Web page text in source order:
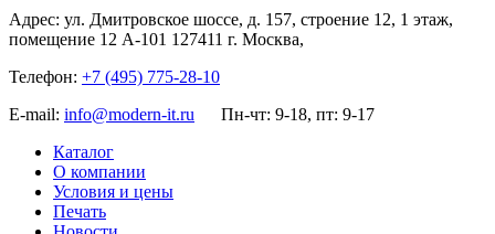
Адрес: ул. Дмитровское шоссе, д. 157, строение 12, 1 этаж,
помещение 12 А-101 127411 г. Москва,
Телефон: +7 (495) 775-28-10
E-mail: info@modern-it.ru
Пн-чт: 9-18, пт: 9-17
Каталог
О компании
Условия и цены
Печать